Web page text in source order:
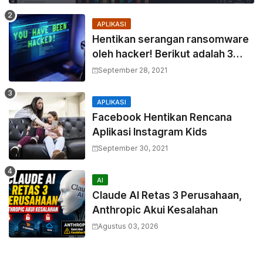
APLIKASI
Hentikan serangan ransomware
oleh hacker! Berikut adalah 3
cara melakukannya
September 28, 2021
APLIKASI
Facebook Hentikan Rencana
Aplikasi Instagram Kids
September 30, 2021
AI
Claude AI Retas 3 Perusahaan,
Anthropic Akui Kesalahan
Agustus 03, 2026